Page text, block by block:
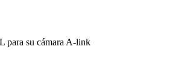
para su cámara A-link